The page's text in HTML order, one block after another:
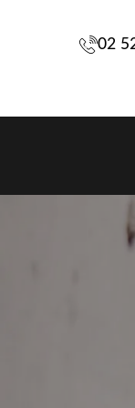
02